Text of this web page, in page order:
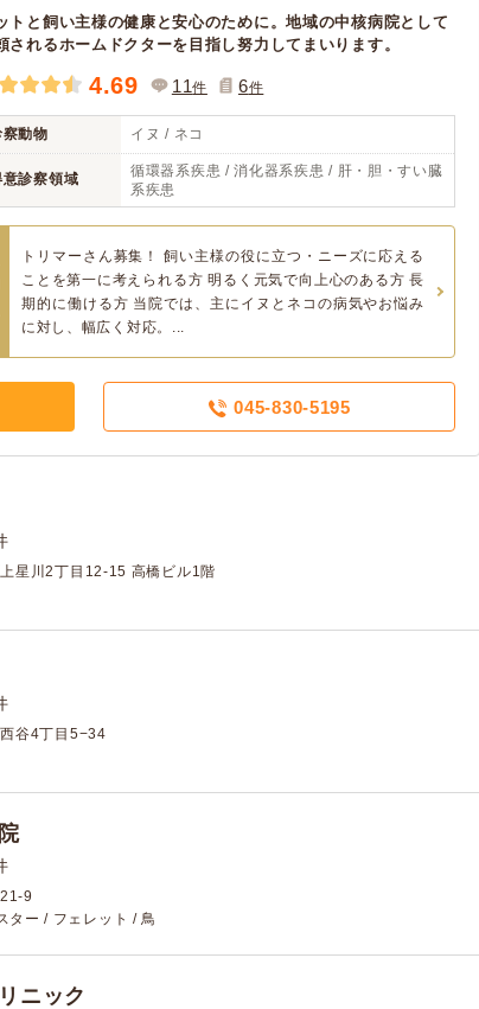
トと飼い主様の健康と安心のために。地域の中核病院として
されるホームドクターを目指し努力してまいります。
4.69 11件 6件
察動物 イヌ / ネコ
意診察領域
循環器系疾患 / 消化器系疾患 / 肝・胆・すい臓
系疾患
トリマーさん募集！ 飼い主様の役に立つ・ニーズに応える
ことを第一に考えられる方 明るく元気で向上心のある方 長
期的に働ける方 当院では、主にイヌとネコの病気やお悩み
に対し、幅広く対応。...
045-830-5195
星川2丁目12-15 高橋ビル1階
谷4丁目5−34
9
ター / フェレット / 鳥
ニック